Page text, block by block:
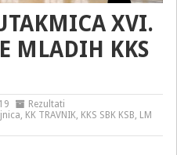
XVI.
MLADIH KKS
Rezultati
, KK TRAVNIK, KKS SBK KSB, LM